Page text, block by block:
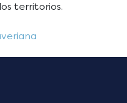
territorios.